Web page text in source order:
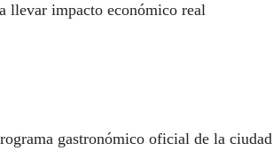
llevar impacto económico real
gastronómico oficial de la ciudad